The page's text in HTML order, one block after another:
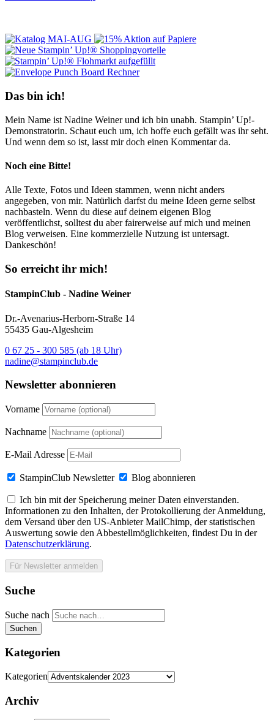
Das bin ich!
Mein Name ist Nadine Weiner und ich bin unabh. Stampin’ Up!-
Demonstratorin. Schaut euch um, ich hoffe euch gefällt was ihr seht.
Und wenn dem so ist, lasst mir doch einen Kommentar da.
Noch eine Bitte!
Alle Texte, Fotos und Ideen stammen, wenn nicht anders
angegeben, von mir. Natürlich darfst du meine Ideen gerne selbst
nachbasteln. Wenn du diese auf deinem eigenen Blog
veröffentlichst, solltest du aber fairerweise auf mich und meinen
Blog verweisen. Eine kommerzielle Nutzung ist untersagt.
Dankeschön!
So erreicht ihr mich!
StampinClub - Nadine Weiner
Dr.-Avenarius-Herborn-Straße 14
55435 Gau-Algesheim
0 67 25 - 300 585 (ab 18 Uhr)
nadine@stampinclub.de
Newsletter abonnieren
Vorname
Nachname
E-Mail Adresse
StampinClub Newsletter Blog abonnieren
Ich bin mit der Speicherung meiner Daten einverstanden.
Informationen zu den Inhalten, der Protokollierung der Anmeldung,
dem Versand über den US-Anbieter MailChimp, der statistischen
Auswertung sowie den Abbestellmöglichkeiten, findest Du in der
Datenschutzerklärung.
Suche
Suche nach
Suchen
Kategorien
Kategorien
Archiv